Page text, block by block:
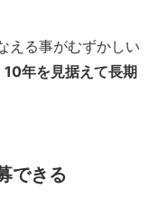
える事がむずかしい
10年を見据えて長期
できる